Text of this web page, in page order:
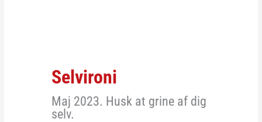
Selvironi
Maj 2023. Husk at grine af dig
selv.